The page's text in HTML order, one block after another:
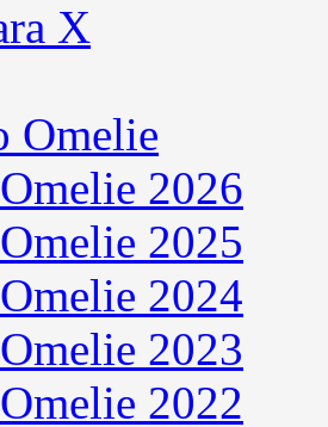
X
Omelie
2026
2025
2024
2023
2022